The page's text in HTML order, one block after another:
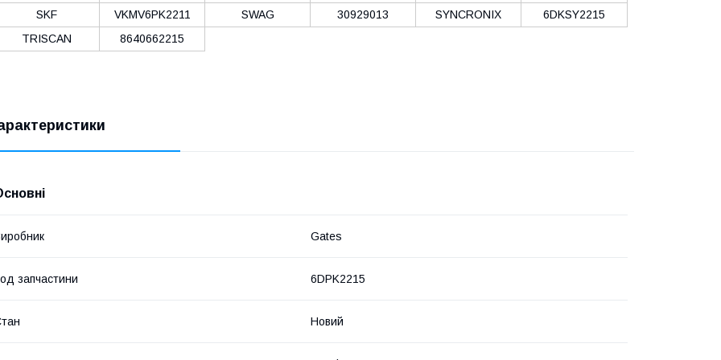
SKF
VKMV6PK2211 SWAG 30929013 SYNCRONIX
6DKSY2215
TRISCAN
8640662215
Gates
запчастини 6DPK2215
Новий